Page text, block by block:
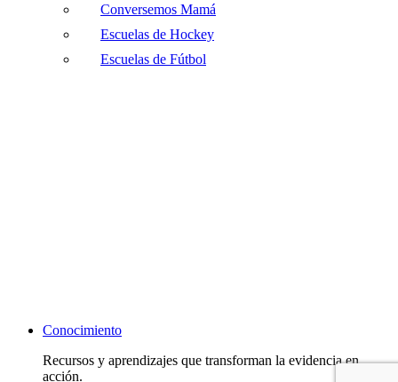
Conversemos Mamá
Escuelas de Hockey
Escuelas de Fútbol
Conocimiento
Recursos y aprendizajes que transforman la evidencia en
acción.